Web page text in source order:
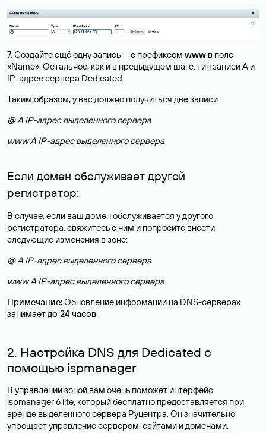
7. Создайте ещё одну запись — с префиксом www в поле
«Name». Остальное, как и в предыдущем шаге: тип записи А и
IP-адрес сервера Dedicated.
Таким образом, у вас должно получиться две записи:
@ A IP-адрес выделенного сервера
www A IP-адрес выделенного сервера
Если домен обслуживает другой
регистратор:
В случае, если ваш домен обслуживается у другого
регистратора, свяжитесь с ним и попросите внести
следующие изменения в зоне:
@ A IP-адрес выделенного сервера
www A IP-адрес выделенного сервера
Примечание:Обновление информации на DNS-серверах
занимаетдо 24 часов.
2. Настройка DNS для Dedicated с
помощью ispmanager
В управлении зоной вам очень поможет интерфейс
ispmanager 6 lite, который бесплатно предоставляется при
аренде выделенного сервера Руцентра. Он значительно
упрощает управление сервером, сайтами и доменами.